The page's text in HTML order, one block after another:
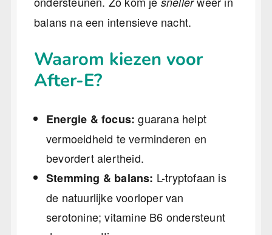
balans na een intensieve nacht.
Waarom kiezen voor
After-E?
Energie & focus: guarana helpt
vermoeidheid te verminderen en
bevordert alertheid.
Stemming & balans: L-tryptofaan is
de natuurlijke voorloper van
serotonine; vitamine B6 ondersteunt